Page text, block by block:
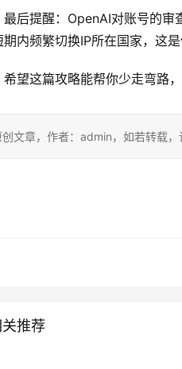
最后提醒：OpenAI对账号的审
期内频繁切换IP所在国家，这是
希望这篇攻略能帮你少走弯路
创文章，作者：admin，如若转载
推荐